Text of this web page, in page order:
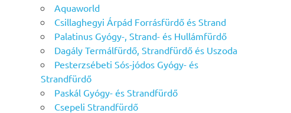
Aquaworld
Csillaghegyi Árpád Forrásfürdő és Strand
Palatinus Gyógy-, Strand- és Hullámfürdő
Dagály Termálfürdő, Strandfürdő és Uszoda
Pesterzsébeti Sós-jódos Gyógy- és
Strandfürdő
Paskál Gyógy- és Strandfürdő
Csepeli Strandfürdő